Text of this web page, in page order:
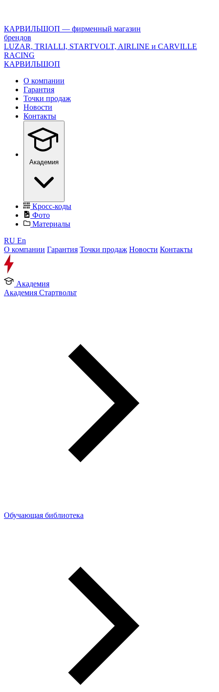
version="1.0"
encoding="utf-
8"?
>
КАРВИЛЬШОП — фирменный магазин
брендов
LUZAR, TRIALLI, STARTVOLT, AIRLINE и CARVILLE
RACING
КАРВИЛЬШОП
О компании
Гарантия
Точки продаж
Новости
Контакты
Академия
Кросс-коды
Фото
Материалы
RU En
О компании Гарантия Точки продаж Новости Контакты
Академия
Академия Стартвольт
Обучающая библиотека